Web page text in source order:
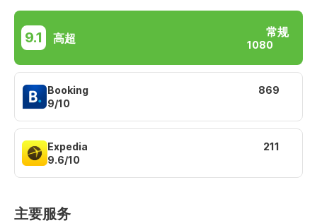
9.1 高超 常规
1080
Booking
9/10
869
Expedia
9.6/10
211
主要服务